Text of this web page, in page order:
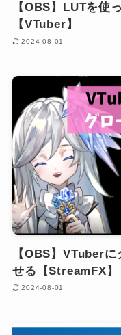
【OBS】LUTを使
【VTuber】
2024-08-01
【OBS】VTuber
せる【StreamFX】
2024-08-01